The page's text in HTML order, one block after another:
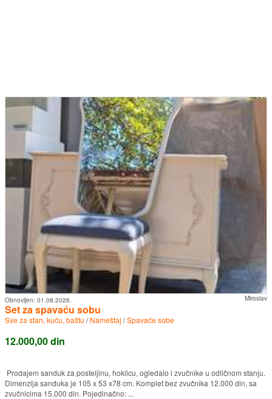
Miroslav
Obnovljen: 01.08.2026.
Set za spavaću sobu
Sve za stan, kuću, baštu /Nameštaj /Spavaće sobe
12.000,00 din
Prodajem sanduk za posteljinu, hoklicu, ogledalo i zvučnike u odličnom stanju.
Dimenzija sanduka je 105 x 53 x78 cm. Komplet bez zvučnika 12.000 din, sa
zvučnicima 15.000 din. Pojedinačno: ...